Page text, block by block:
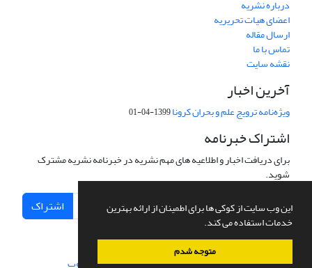
این وب سایت از کوکی ها برای اطمینان از ارائه بهترین
خدمات استفاده می کند.
متوجه شدم
درباره نشریه
اعضای هیات تحریریه
ارسال مقاله
تماس با ما
نقشه سایت
آخرین اخبار
ویژه‌نامه ترویج علم و بحران کرونا1399-04-01
اشتراک خبرنامه
برای دریافت اخبار و اطلاعیه های مهم نشریه در خبرنامه نشریه مشترک
شوید.
اشتراک
سامانه مدیریت نشریات علمی.طراحی و پیاده سازی از سیناوب